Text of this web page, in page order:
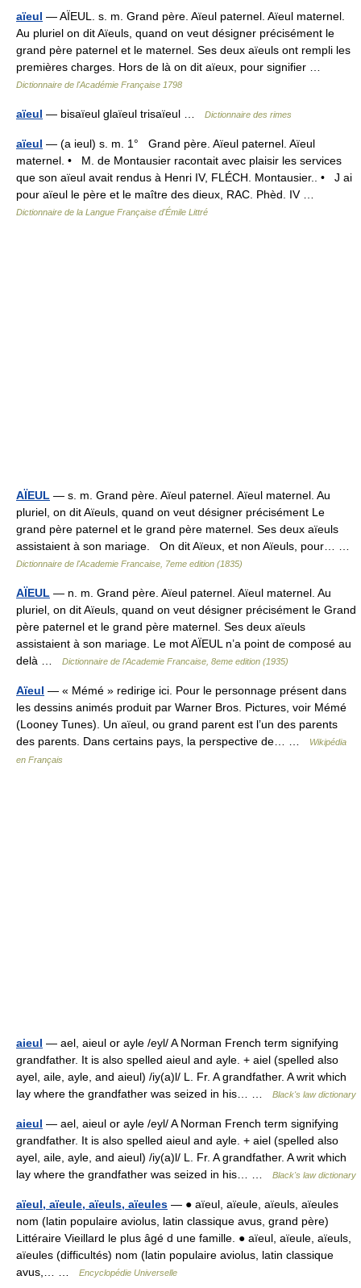
aïeul — AÏEUL. s. m. Grand père. Aïeul paternel. Aïeul maternel.
Au pluriel on dit Aïeuls, quand on veut désigner précisément le
grand père paternel et le maternel. Ses deux aïeuls ont rempli les
premières charges. Hors de là on dit aïeux, pour signifier …
Dictionnaire de l'Académie Française 1798
aïeul — bisaïeul glaïeul trisaïeul … Dictionnaire des rimes
aïeul — (a ieul) s. m. 1° Grand père. Aïeul paternel. Aïeul
maternel. • M. de Montausier racontait avec plaisir les services
que son aïeul avait rendus à Henri IV, FLÉCH. Montausier.. • J ai
pour aïeul le père et le maître des dieux, RAC. Phèd. IV …
Dictionnaire de la Langue Française d'Émile Littré
AÏEUL — s. m. Grand père. Aïeul paternel. Aïeul maternel. Au
pluriel, on dit Aïeuls, quand on veut désigner précisément Le
grand père paternel et le grand père maternel. Ses deux aïeuls
assistaient à son mariage. On dit Aïeux, et non Aïeuls, pour… …
Dictionnaire de l'Academie Francaise, 7eme edition (1835)
AÏEUL — n. m. Grand père. Aïeul paternel. Aïeul maternel. Au
pluriel, on dit Aïeuls, quand on veut désigner précisément le Grand
père paternel et le grand père maternel. Ses deux aïeuls
assistaient à son mariage. Le mot AÏEUL n’a point de composé au
delà …
Dictionnaire de l'Academie Francaise, 8eme edition (1935)
Aïeul — « Mémé » redirige ici. Pour le personnage présent dans
les dessins animés produit par Warner Bros. Pictures, voir Mémé
(Looney Tunes). Un aïeul, ou grand parent est l’un des parents
des parents. Dans certains pays, la perspective de… …
Wikipédia
en Français
aieul — ael, aieul or ayle /eyl/ A Norman French term signifying
grandfather. It is also spelled aieul and ayle. + aiel (spelled also
ayel, aile, ayle, and aieul) /iy(a)l/ L. Fr. A grandfather. A writ which
lay where the grandfather was seized in his… …
Black's law dictionary
aieul — ael, aieul or ayle /eyl/ A Norman French term signifying
grandfather. It is also spelled aieul and ayle. + aiel (spelled also
ayel, aile, ayle, and aieul) /iy(a)l/ L. Fr. A grandfather. A writ which
lay where the grandfather was seized in his… …
Black's law dictionary
aïeul, aïeule, aïeuls, aïeules — ● aïeul, aïeule, aïeuls, aïeules
nom (latin populaire aviolus, latin classique avus, grand père)
Littéraire Vieillard le plus âgé d une famille. ● aïeul, aïeule, aïeuls,
aïeules (difficultés) nom (latin populaire aviolus, latin classique
avus,… …
Encyclopédie Universelle